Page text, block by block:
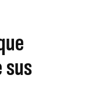
sus